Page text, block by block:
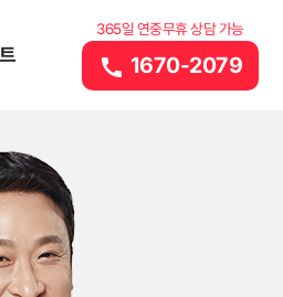
365일 연중무휴 상담 가능
call 1670-2079